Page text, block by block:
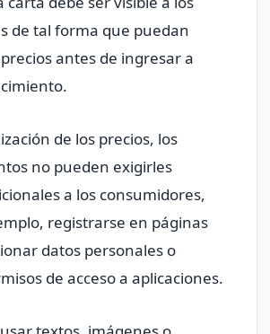
de tal forma que puedan
antes de ingresar a
de los precios, los
no pueden exigirles
a los consumidores,
registrarse en páginas
datos personales o
de acceso a aplicaciones.